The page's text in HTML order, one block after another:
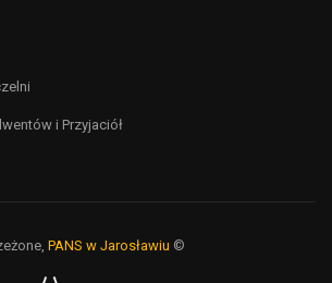
i Przyjaciół
PANS w Jarosławiu ©